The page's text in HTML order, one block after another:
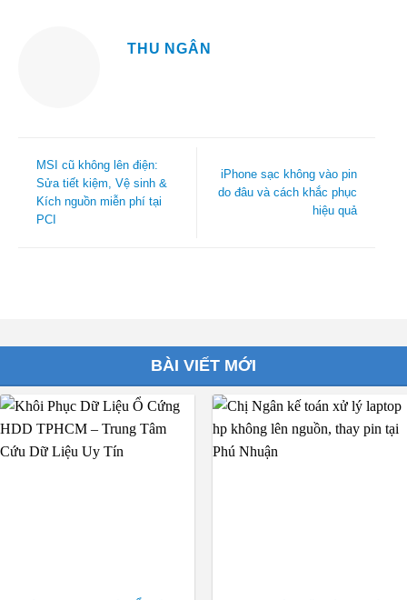
THU NGÂN
MSI cũ không lên điện:
Sửa tiết kiệm, Vệ sinh &
Kích nguồn miễn phí tại
PCI
iPhone sạc không vào pin
do đâu và cách khắc phục
hiệu quả
BÀI VIẾT MỚI